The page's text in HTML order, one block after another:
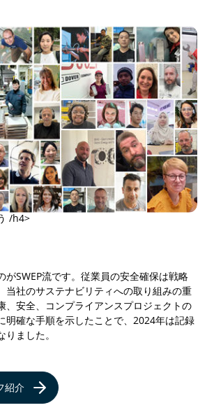
/h4>
がSWEP流です。従業員の安全確保は戦略
当社のサステナビリティへの取り組みの重
、安全、コンプライアンスプロジェクトの
明確な手順を示したことで、2024年は記録
りました。
紹介